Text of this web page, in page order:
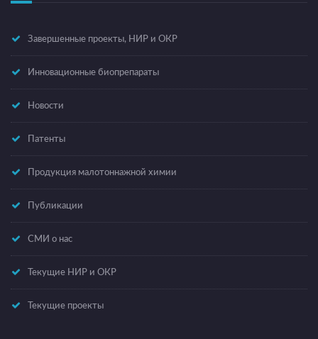
Завершенные проекты, НИР и ОКР
Инновационные биопрепараты
Новости
Патенты
Продукция малотоннажной химии
Публикации
СМИ о нас
Текущие НИР и ОКР
Текущие проекты